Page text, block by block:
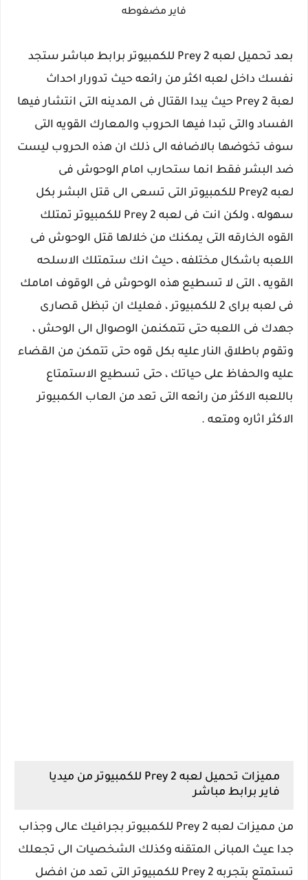
فاير مضغوطه
بعد تحميل لعبه Prey 2 للكمبيوتر برابط مباشر ستجد
نفسك داخل لعبه اكثر من رائعه حيث تدورار احداث
لعبة Prey 2 حيث يبدا القتال فى المدينه التى انتشار فيها
الفساد والتى تبدا فيها الحروب والمعارك القويه التى
سوف تخوضها بالاضافه الى ذلك ان هذه الحروب ليست
ضد البشر فقط انما ستحارب امام الوحوش فى
لعبه Prey2 للكمبيوتر التى تسعى الى قتل البشر بكل
سهوله ، ولكن انت فى لعبه Prey 2 للكمبيوتر تمتلك
القوه الخارقه التى يمكنك من خلالها قتل الوحوش فى
اللعبه باشكال مختلفه ، حيث انك ستمتلك الاسلحه
القويه ، التى لا تسطيع هذه الوحوش فى الوقوف امامك
فى لعبه براى 2 للكمبيوتر ، فعليك ان تبظل قصارى
جهدك فى اللعبه حتى تتمكنمن الوصوال الى الوحش ،
وتقوم باطلاق النار عليه بكل قوه حتى تتمكن من القضاء
عليه والحفاظ على حياتك ، حتى تسطيع الاستمتاع
باللعبه الاكثر من رائعه التى تعد من العاب الكمبيوتر
الاكثر اثاره ومتعه .
مميزات تحميل لعبه Prey 2 للكمبيوتر من ميديا
فاير برابط مباشر
من مميزات لعبه Prey 2 للكمبيوتر بجرافيك عالى وجذاب
جدا عيث المبانى المتقنه وكذلك الشخصيات الى تجعلك
تستمتع بتجربه Prey 2 للكمبيوتر التى تعد من افضل